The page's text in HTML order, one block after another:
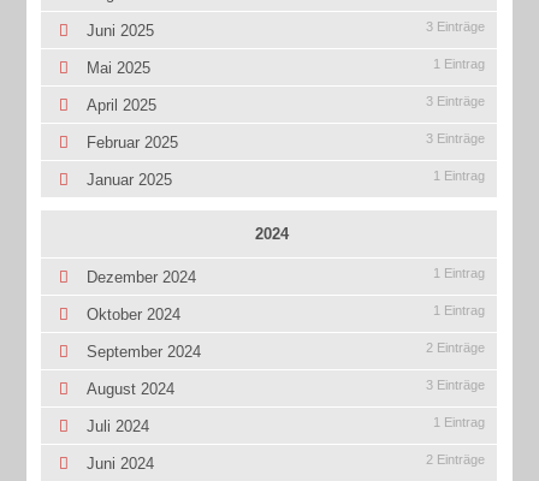
Juni 2025 3 Einträge
Mai 2025 1 Eintrag
April 2025 3 Einträge
Februar 2025 3 Einträge
Januar 2025 1 Eintrag
2024
Dezember 2024 1 Eintrag
Oktober 2024 1 Eintrag
September 2024 2 Einträge
August 2024 3 Einträge
Juli 2024 1 Eintrag
Juni 2024 2 Einträge